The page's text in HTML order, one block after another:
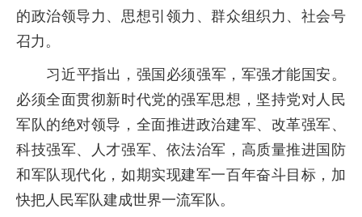
的政治领导力、思想引领力、群众组织力、社会号
召力。
习近平指出，强国必须强军，军强才能国安。
必须全面贯彻新时代党的强军思想，坚持党对人民
军队的绝对领导，全面推进政治建军、改革强军、
科技强军、人才强军、依法治军，高质量推进国防
和军队现代化，如期实现建军一百年奋斗目标，加
快把人民军队建成世界一流军队。